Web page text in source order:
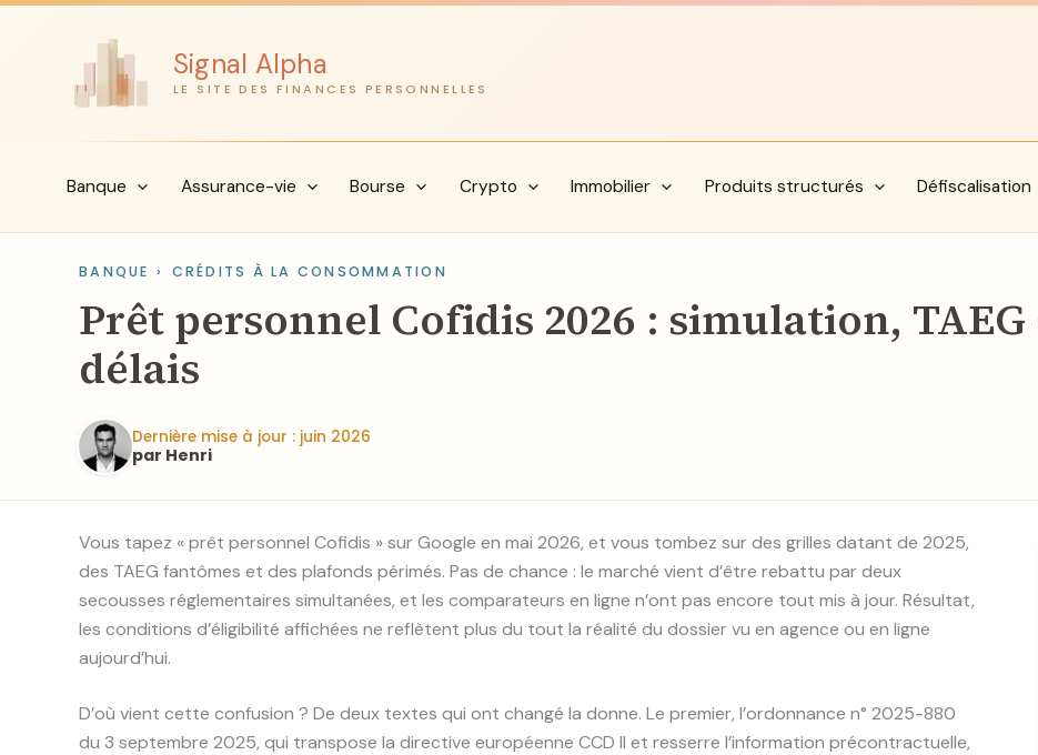
Aller
Signal Alpha
LE SITE DES FINANCES PERSONNELLES
Banque Assurance-vie Bourse Crypto Immobilier Produits structurés Défiscalisation
BANQUE › CRÉDITS À LA CONSOMMATION
Prêt personnel Cofidis 2026 : simulation, TAEG
délais
Dernière mise à jour : juin 2026
par Henri
Vous tapez « prêt personnel Cofidis » sur Google en mai 2026, et vous tombez sur des grilles datant de 2025,
des TAEG fantômes et des plafonds périmés. Pas de chance : le marché vient d’être rebattu par deux
secousses réglementaires simultanées, et les comparateurs en ligne n’ont pas encore tout mis à jour. Résultat,
les conditions d’éligibilité affichées ne reflètent plus du tout la réalité du dossier vu en agence ou en ligne
aujourd’hui.
D’où vient cette confusion ? De deux textes qui ont changé la donne. Le premier, l’ordonnance n° 2025-880
du 3 septembre 2025, qui transpose la directive européenne CCD II et resserre l’information précontractuelle,